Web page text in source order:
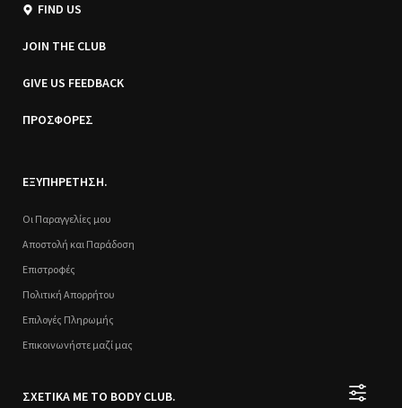
FIND US
JOIN THE CLUB
GIVE US FEEDBACK
ΠΡΟΣΦΟΡΕΣ
ΕΞΥΠΗΡΕΤΗΣΗ.
Οι Παραγγελίες μου
Αποστολή και Παράδοση
Επιστροφές
Πολιτική Απορρήτου
Επιλογές Πληρωμής
Επικοινωνήστε μαζί μας
ΣΧΕΤΙΚΑ ΜΕ ΤΟ BODY CLUB.